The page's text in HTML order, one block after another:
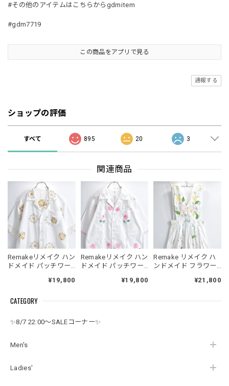
CATEGORY
✨8/7 22:00～SALEコーナー✨
Men's
Ladies'
#その他のアイテムはこちらからgdmitem
#gdm7719
この商品をアプリで見る
通報する
ショップの評価
すべて 895 20 3
関連商品
Remakeリメイク ハン
ドメイド パッチワー
テッチ 刺繍 デザイン
ープンカラー シャツ
ト 再構築 メンズL～
相当 レディースXL相
¥19,800
Remakeリメイク ハン
ドメイド パッチワー
繍 デザイン オープン
襟 オフホワイト 再構
ディースXL相当
¥19,800
Remake リメイク ハ
ンドメイド フラワー
ーク デザイン エプロ
スカ オールインワン
¥21,800